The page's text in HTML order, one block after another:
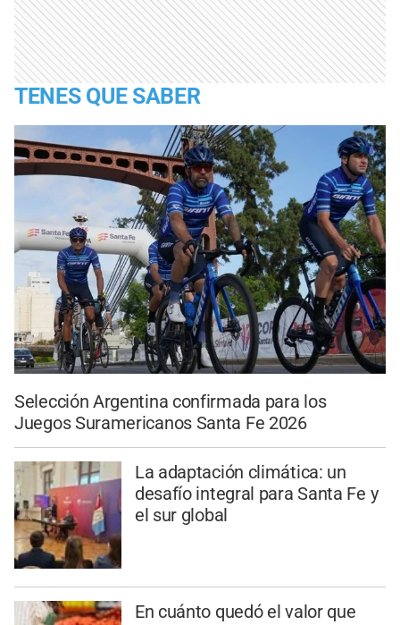
TENES QUE SABER
Selección Argentina confirmada para los
Juegos Suramericanos Santa Fe 2026
La adaptación climática: un
desafío integral para Santa Fe y
el sur global
En cuánto quedó el valor que